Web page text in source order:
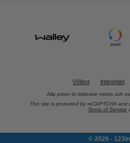
Villkor Integritet
Alla priser är inklusive moms och
This site is protected by reCAPTCHA and
Terms of Service
© 2026 -